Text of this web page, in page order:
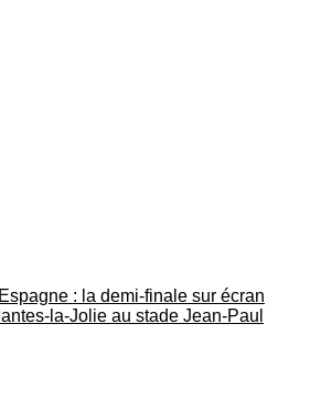
: la demi-finale sur écran
la-Jolie au stade Jean-Paul